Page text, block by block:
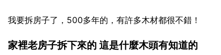
我要拆房子了，500多年的，有許多木材都很不錯！
家裡老房子拆下來的 這是什麼木頭有知道的